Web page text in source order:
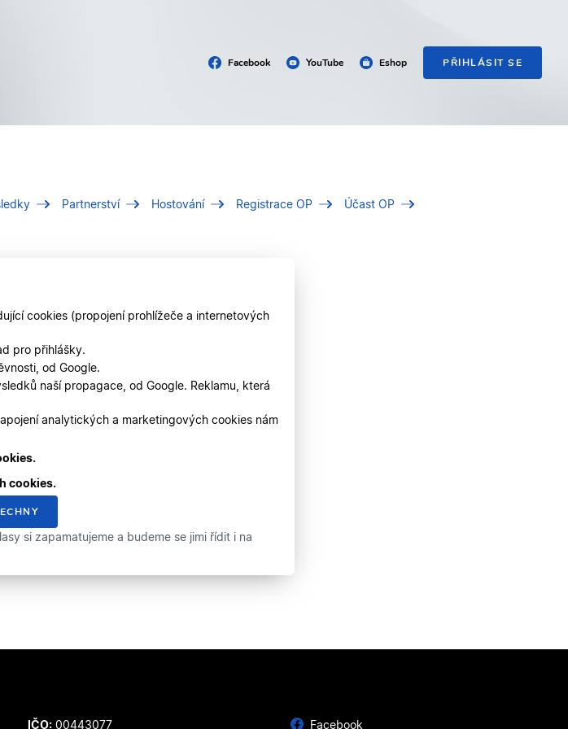
Facebook YouTube Eshop PŘIHLÁSIT SE
Partnerství Hostování Registrace OP Účast OP
IČO:00443077 Facebook
cookies (propojení prohlížeče a internetových
pro přihlášky.
od Google.
naší propagace, od Google. Reklamu, která
analytických a marketingových cookies nám
cookies.
si zapamatujeme a budeme se jimi řídit i na